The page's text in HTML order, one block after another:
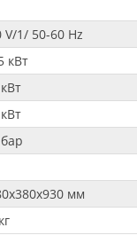
V/1/ 50-
кВт
мм